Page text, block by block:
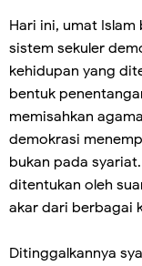
Hari ini, umat
sistem sekuler
kehidupan yang
bentuk
memisahkan
demokrasi
bukan pada
ditentukan oleh
akar dari berbagai
Ditinggalkannya